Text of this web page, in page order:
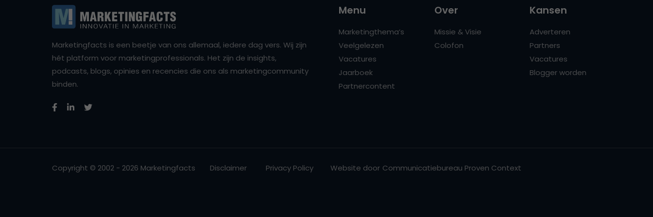
Marketingfacts is een beetje van ons allemaal, iedere dag vers. Wij zijn
hét platform voor marketingprofessionals. Het zijn de insights,
podcasts, blogs, opinies en recencies die ons als marketingcommunity
binden.
Menu
Marketingthema’s
Veelgelezen
Vacatures
Jaarboek
Partnercontent
Over
Missie & Visie
Colofon
Kansen
Adverteren
Partners
Vacatures
Blogger worden
Copyright © 2002 - 2026 Marketingfacts Disclaimer Privacy Policy Website door Communicatiebureau Proven Context